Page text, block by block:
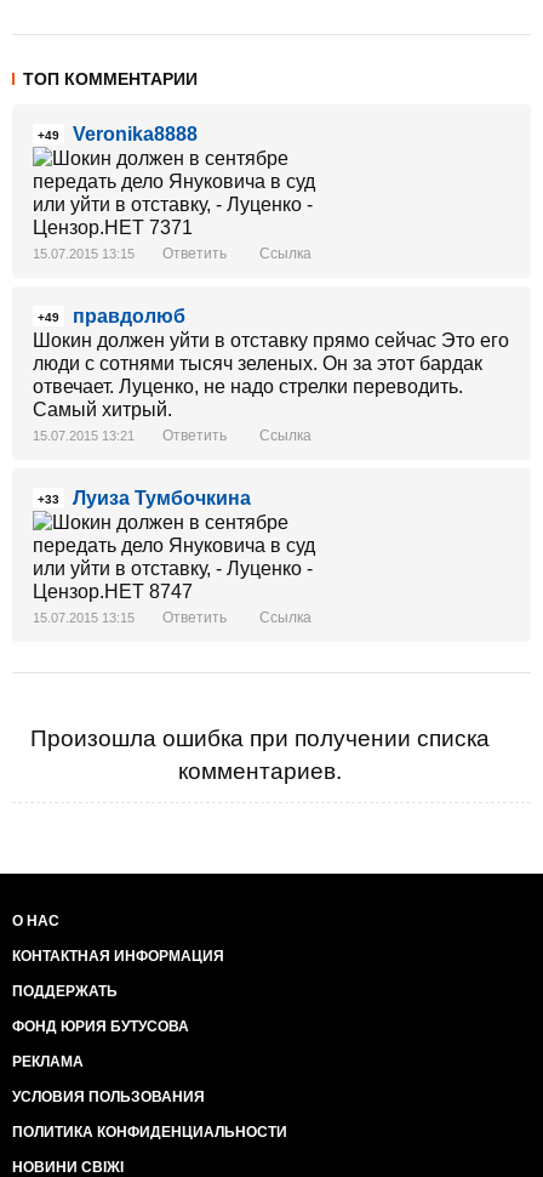
ТОП КОММЕНТАРИИ
+49 Veronika8888
15.07.2015 13:15 Ответить Ссылка
+49
правдолюб
Шокин должен уйти в отставку прямо сейчас Это его
люди с сотнями тысяч зеленых. Он за этот бардак
отвечает. Луценко, не надо стрелки переводить.
Самый хитрый.
15.07.2015 13:21 Ответить Ссылка
+33 Луиза Тумбочкина
15.07.2015 13:15 Ответить Ссылка
Произошла ошибка при получении списка
комментариев.
О НАС
КОНТАКТНАЯ ИНФОРМАЦИЯ
ПОДДЕРЖАТЬ
ФОНД ЮРИЯ БУТУСОВА
РЕКЛАМА
УСЛОВИЯ ПОЛЬЗОВАНИЯ
ПОЛИТИКА КОНФИДЕНЦИАЛЬНОСТИ
НОВИНИ СВІЖІ